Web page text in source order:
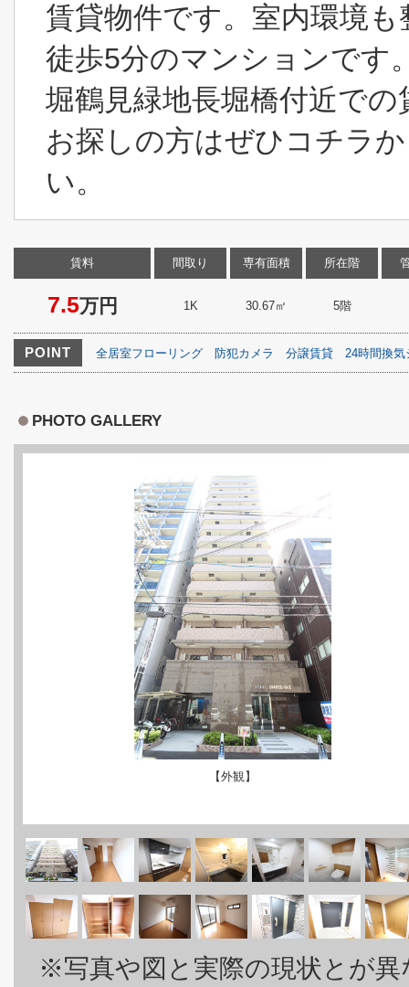
賃貸物件です。室内環境
徒歩5分のマンションです
堀鶴見緑地長堀橋付近で
お探しの方はぜひコチラ
い。
賃料
7.5万円
間取り
1K
専有面積
30.67㎡
所在階
5階
POINT 全居室フローリング 防犯カメラ 分譲賃貸 24時間換気
PHOTO GALLERY
【外観】
※写真や図と実際の現状とが